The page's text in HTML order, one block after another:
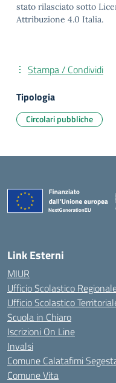
stato rilasciato sotto
Attribuzione 4.0 Italia.
Stampa / Condividi
Tipologia
Circolari pubbliche
Link Esterni
MIUR
Ufficio Scolastico
Ufficio Scolastico
Scuola in Chiaro
Iscrizioni On Line
Invalsi
Comune Calatafimi
Comune Vita